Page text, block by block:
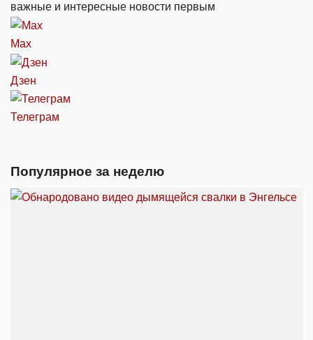
важные и интересные новости первым
Max
Дзен
Телеграм
Популярное за неделю